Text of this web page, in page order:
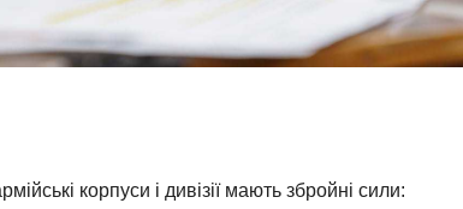
корпуси і дивізії мають збройні сили: